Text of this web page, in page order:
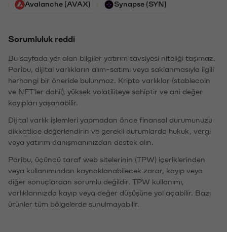
Avalanche (AVAX) Synapse (SYN)
Sorumluluk reddi
Bu sayfada yer alan bilgiler yatırım tavsiyesi niteliği taşımaz.
Paribu, dijital varlıkların alım-satımı veya saklanmasıyla ilgili
herhangi bir öneride bulunmaz. Kripto varlıklar (stablecoin
ve NFT'ler dahil), yüksek volatiliteye sahiptir ve ani değer
kayıpları yaşanabilir.
Dijital varlık işlemleri yapmadan önce finansal durumunuzu
dikkatlice değerlendirin ve gerekli durumlarda hukuk, vergi
veya yatırım danışmanınızdan destek alın.
Paribu, üçüncü taraf web sitelerinin (TPW) içeriklerinden
veya kullanımından kaynaklanabilecek zarar, kayıp veya
diğer sonuçlardan sorumlu değildir. TPW kullanımı,
varlıklarınızda kayıp veya değer düşüşüne yol açabilir. Bazı
ürünler tüm bölgelerde sunulmayabilir.